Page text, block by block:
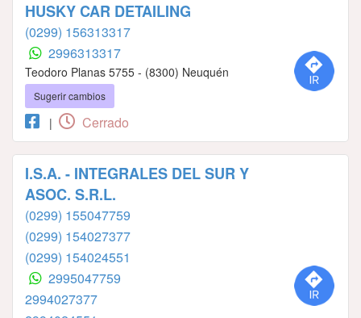
HUSKY CAR DETAILING
(0299) 156313317
2996313317
Teodoro Planas 5755 - (8300) Neuquén
Sugerir cambios
| Cerrado
I.S.A. - INTEGRALES DEL SUR Y
ASOC. S.R.L.
(0299) 155047759
(0299) 154027377
(0299) 154024551
2995047759
2994027377